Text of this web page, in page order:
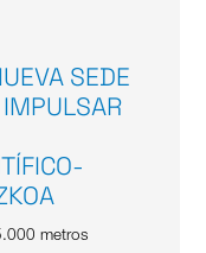
SEDE
metros